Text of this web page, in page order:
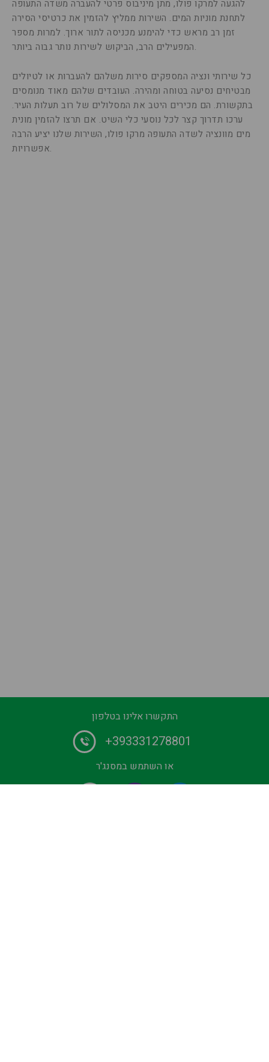
להגעה למרקו פולו, מתן מיניבוס פרטי להעברה משדה התעופה
לתחנת מוניות המים. השירות ממליץ להזמין את כרטיסי הסירה
זמן רב מראש כדי להימנע מכניסה לתור ארוך. למרות מספר
המפעילים הרב, הביקוש לשירות נותר גבוה ביותר.
כל שירותי ונציה המספקים סירות משלהם להעברות או לטיולים
מבטיחים נסיעה בטוחה ומהירה. העובדים שלהם מאוד מנומסים
בתקשורת. הם מכירים היטב את המסלולים של רוב תעלות העיר.
ערכו תדרוך קצר לכל נוסעי כלי השיט. אם תרצו להזמין מונית
מים מוונציה לשדה התעופה מרקו פולו, השירות שלנו יציע הרבה
אפשרויות.
התקשרו אלינו בטלפון
+393331278801
או השתמש במסנג'ר